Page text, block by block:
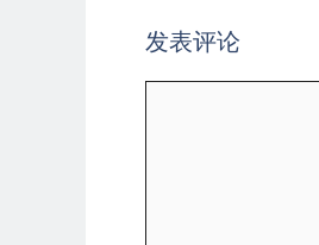
发表评论